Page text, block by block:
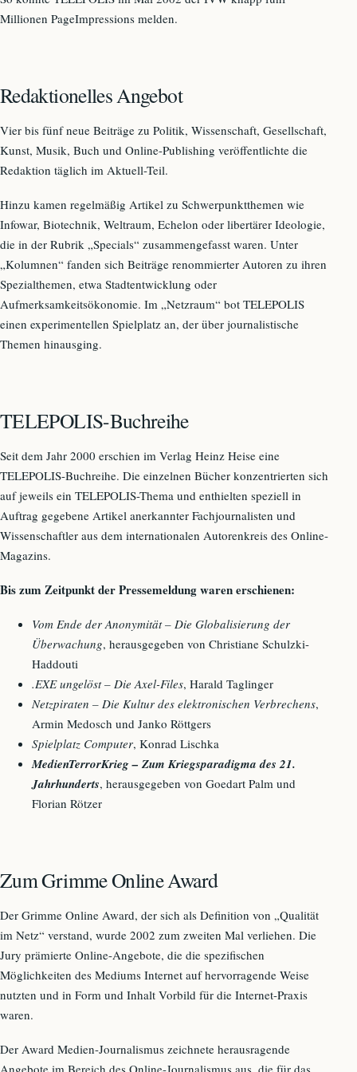
Millionen PageImpressions melden.
Redaktionelles Angebot
Vier bis fünf neue Beiträge zu Politik, Wissenschaft, Gesellschaft,
Kunst, Musik, Buch und Online-Publishing veröffentlichte die
Redaktion täglich im Aktuell-Teil.
Hinzu kamen regelmäßig Artikel zu Schwerpunktthemen wie
Infowar, Biotechnik, Weltraum, Echelon oder libertärer Ideologie,
die in der Rubrik „Specials“ zusammengefasst waren. Unter
„Kolumnen“ fanden sich Beiträge renommierter Autoren zu ihren
Spezialthemen, etwa Stadtentwicklung oder
Aufmerksamkeitsökonomie. Im „Netzraum“ bot TELEPOLIS
einen experimentellen Spielplatz an, der über journalistische
Themen hinausging.
TELEPOLIS-Buchreihe
Seit dem Jahr 2000 erschien im Verlag Heinz Heise eine
TELEPOLIS-Buchreihe. Die einzelnen Bücher konzentrierten sich
auf jeweils ein TELEPOLIS-Thema und enthielten speziell in
Auftrag gegebene Artikel anerkannter Fachjournalisten und
Wissenschaftler aus dem internationalen Autorenkreis des Online-
Magazins.
Bis zum Zeitpunkt der Pressemeldung waren erschienen:
Vom Ende der Anonymität – Die Globalisierung der
Überwachung, herausgegeben von Christiane Schulzki-
Haddouti
.EXE ungelöst – Die Axel-Files, Harald Taglinger
Netzpiraten – Die Kultur des elektronischen Verbrechens,
Armin Medosch und Janko Röttgers
Spielplatz Computer, Konrad Lischka
MedienTerrorKrieg – Zum Kriegsparadigma des 21.
Jahrhunderts, herausgegeben von Goedart Palm und
Florian Rötzer
Zum Grimme Online Award
Der Grimme Online Award, der sich als Definition von „Qualität
im Netz“ verstand, wurde 2002 zum zweiten Mal verliehen. Die
Jury prämierte Online-Angebote, die die spezifischen
Möglichkeiten des Mediums Internet auf hervorragende Weise
nutzten und in Form und Inhalt Vorbild für die Internet-Praxis
waren.
Der Award Medien-Journalismus zeichnete herausragende